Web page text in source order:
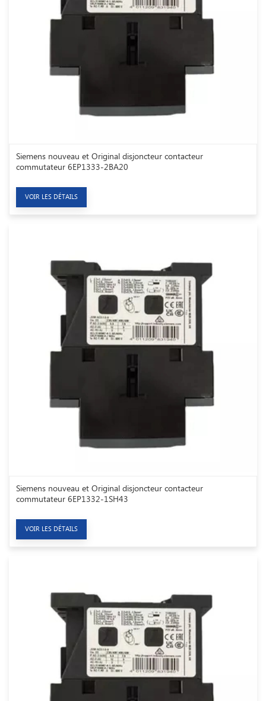
Siemens nouveau et Original disjoncteur contacteur
commutateur 6EP1333-2BA20
VOIR LES DÉTAILS
Siemens nouveau et Original disjoncteur contacteur
commutateur 6EP1332-1SH43
VOIR LES DÉTAILS